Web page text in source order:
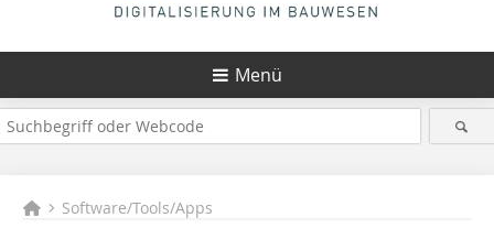
Menü
Software/Tools/Apps